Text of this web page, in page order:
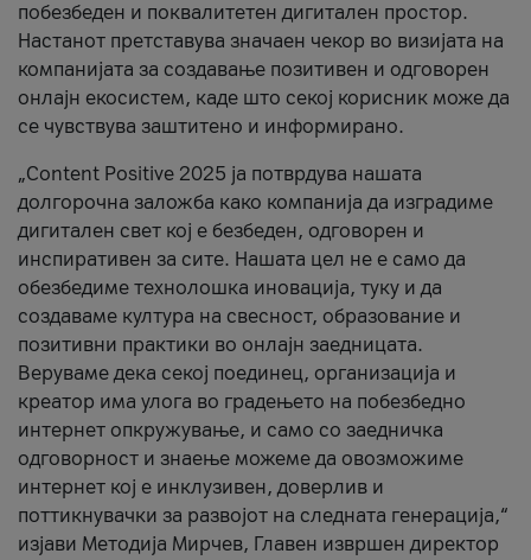
побезбеден и поквалитетен дигитален простор.
Настанот претставува значаен чекор во визијата на
компанијата за создавање позитивен и одговорен
онлајн екосистем, каде што секој корисник може да
се чувствува заштитено и информирано.
„Content Positive 2025 ја потврдува нашата
долгорочна заложба како компанија да изградиме
дигитален свет кој е безбеден, одговорен и
инспиративен за сите. Нашата цел не е само да
обезбедиме технолошка иновација, туку и да
создаваме култура на свесност, образование и
позитивни практики во онлајн заедницата.
Веруваме дека секој поединец, организација и
креатор има улога во градењето на побезбедно
интернет опкружување, и само со заедничка
одговорност и знаење можеме да овозможиме
интернет кој е инклузивен, доверлив и
поттикнувачки за развојот на следната генерација,“
изјави Методија Мирчев, Главен извршен директор